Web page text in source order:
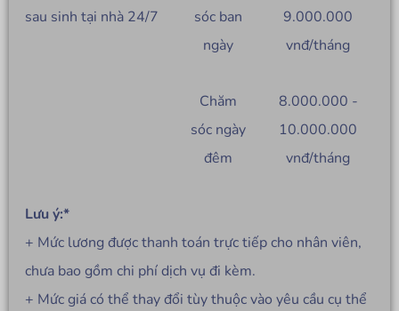
sau sinh tại nhà 24/7
sóc ban
ngày
9.000.000
vnđ/tháng
Chăm
sóc ngày
đêm
8.000.000 -
10.000.000
vnđ/tháng
Lưu ý:*
+ Mức lương được thanh toán trực tiếp cho nhân viên,
chưa bao gồm chi phí dịch vụ đi kèm.
+ Mức giá có thể thay đổi tùy thuộc vào yêu cầu cụ thể